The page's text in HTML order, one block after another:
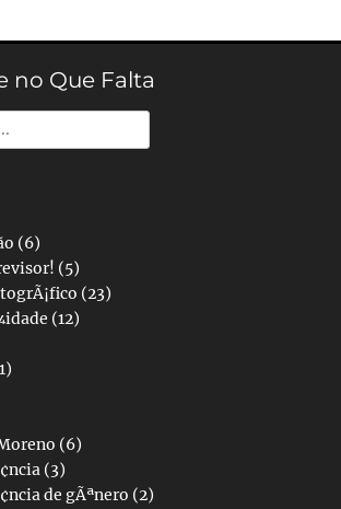
no Que Falta
(6)
(5)
(23)
(12)
(6)
(3)
de gÃªnero (2)